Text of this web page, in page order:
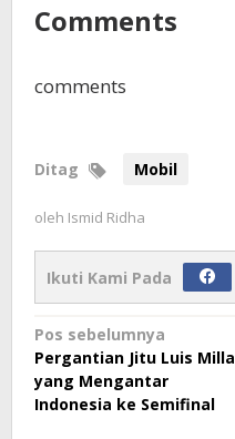
Comments
comments
Ditag Mobil
oleh Ismid Ridha
Ikuti Kami Pada
Navigasi
pos
Pos sebelumnya
Pergantian Jitu Luis Milla
yang Mengantar
Indonesia ke Semifinal